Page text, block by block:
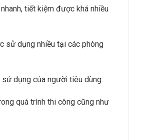
tiết kiệm được khá nhiều
sử dụng nhiều tại các phòng
dụng của người tiêu dùng.
quá trình thi công cũng như